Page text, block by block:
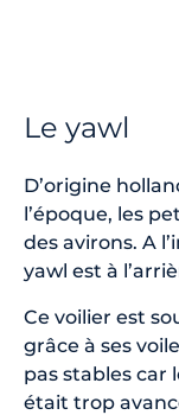
Le yawl
D’origine
l’époque, les
des avirons. A
yawl est à
Ce voilier est
grâce à ses
pas stables car
était trop